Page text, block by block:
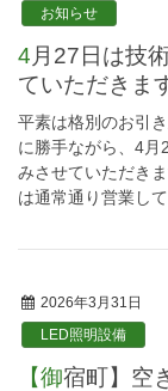
お知らせ
4月27日は技術研修のため緊急対応をお休みさせ
ていただきま
平素は格別のお引
に勝手ながら、4月
みさせていただき
は通常通り営業し
2026年3月31日
LED照明設備
【御宿町